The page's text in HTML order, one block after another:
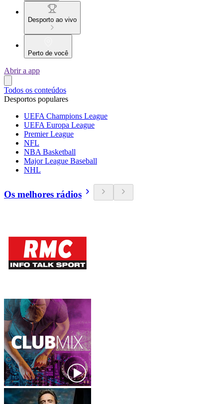
Desporto ao vivo
Perto de você
Abrir a app
Todos os conteúdos
Desportos populares
UEFA Champions League
UEFA Europa League
Premier League
NFL
NBA Basketball
Major League Baseball
NHL
Os melhores rádios